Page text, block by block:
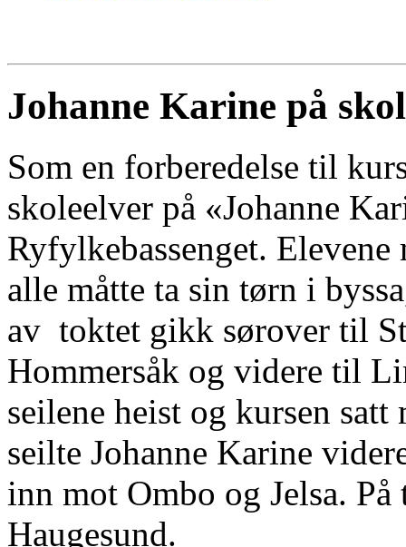
Johanne Karine på
Som en forberedelse til
skoleelver på «Johanne
Ryfylkebassenget. Elevene
alle måtte ta sin tørn i
av toktet gikk sørover til
Hommersåk og videre til
seilene heist og kursen
seilte Johanne Karine
inn mot Ombo og Jelsa.
Haugesund.